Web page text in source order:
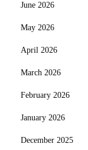
June 2026
May 2026
April 2026
March 2026
February 2026
January 2026
December 2025